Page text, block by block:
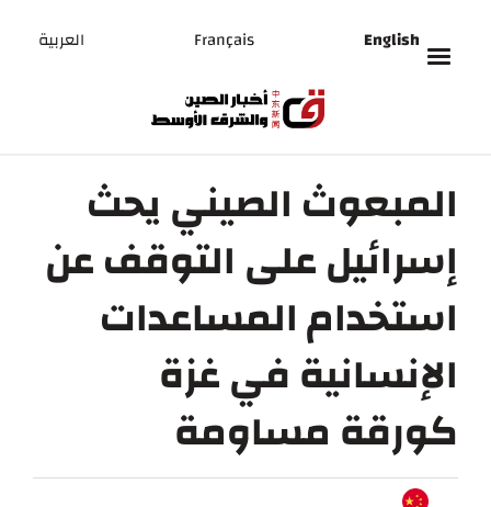
English
Français العربية
المبعوث الصيني يحث
إسرائيل على التوقف عن
استخدام المساعدات
الإنسانية في غزة
كورقة مساومة